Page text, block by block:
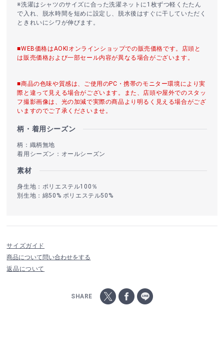
※洗濯はシャツのサイズに合った洗濯ネットに1枚ずつ軽くたたん
で入れ、脱水時間を短めに設定し、脱水後はすぐに干していただく
ときれいにシワが伸びます。
■WEB価格はAOKIオンラインショップでの販売価格です。店頭と
は販売価格および一部セール内容が異なる場合がございます。
■商品の色味や質感は、ご使用のPC・携帯のモニター環境により実
際と違って見える場合がございます。また、店頭や屋外でのスタッ
フ撮影画像は、光の加減で実際の商品より明るく見える場合がござ
いますのでご了承くださいませ。
柄・着用シーズン
柄：織柄無地
着用シーズン：オールシーズン
素材
身生地：ポリエステル100％
別生地：綿50% ポリエステル50%
サイズガイド
商品について問い合わせをする
返品について
SHARE